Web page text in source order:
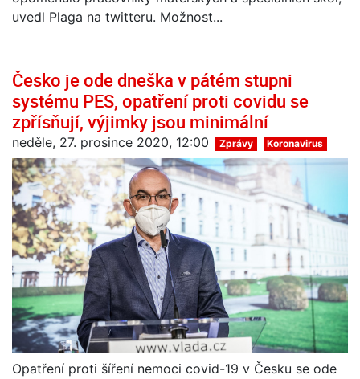
uvedl Plaga na twitteru. Možnost...
Česko je ode dneška v pátém stupni
systému PES, opatření proti covidu se
zpřísňují, výjimky jsou minimální
neděle, 27. prosince 2020, 12:00 Zprávy Koronavirus
Opatření proti šíření nemoci covid-19 v Česku se ode